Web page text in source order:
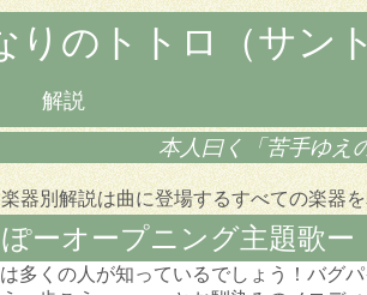
りのトトロ（サント
解説
本人曰く「苦手ゆえ
器別解説は曲に登場するすべての楽器
ーオープニング主題歌ー
多くの人が知っているでしょう！バグ